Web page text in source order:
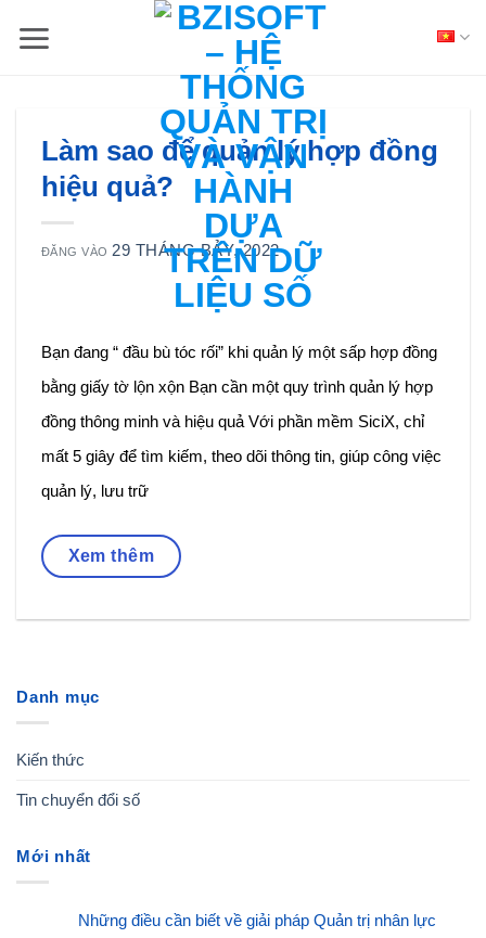
Làm sao để quản lý hợp đồng
hiệu quả?
ĐĂNG VÀO 29 THÁNG BẢY, 2022
Bạn đang “ đầu bù tóc rối” khi quản lý một sấp hợp đồng
bằng giấy tờ lộn xộn Bạn cần một quy trình quản lý hợp
đồng thông minh và hiệu quả Với phần mềm SiciX, chỉ
mất 5 giây để tìm kiếm, theo dõi thông tin, giúp công việc
quản lý, lưu trữ
Xem thêm
Danh mục
Kiến thức
Tin chuyển đổi số
Mới nhất
Những điều cần biết về giải pháp Quản trị nhân lực